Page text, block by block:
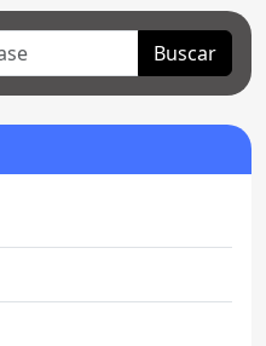
Buscar